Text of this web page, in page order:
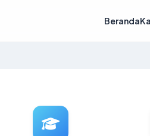
Beranda